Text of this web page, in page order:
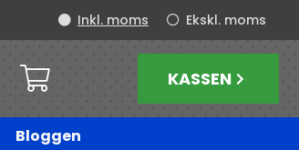
Ekskl. moms
Inkl. moms
KASSEN
Bloggen